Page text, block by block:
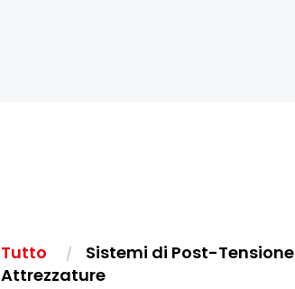
Tutto Sistemi di Post-Tensione
Attrezzature